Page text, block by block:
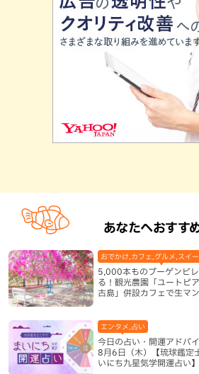
あなたへおすす
5,000本ものブーゲンビ
る！観光農園「ユートピ
古島」併設カフェで生マ
おでかけ,カフェ,グルメ,スイ
今日の占い・開運アドバ
8月6日（木）【琉球鑑定
いにち九星気学開運占い】
エンタメ,占い